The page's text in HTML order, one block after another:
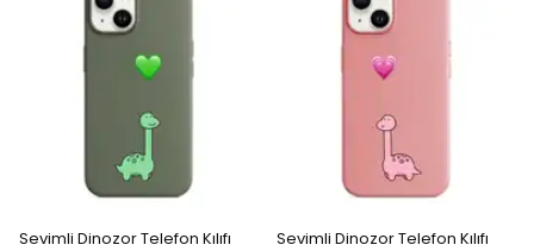
Sevimli Dinozor Telefon Kılıfı Sevimli Dinozor Telefon Kılıfı